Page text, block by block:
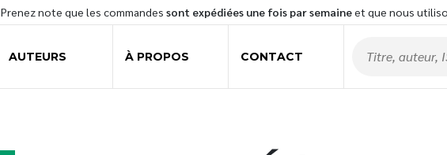
Prenez note que les commandes sont expédiées une fois par semaineet que nous
AUTEURS À PROPOS CONTACT